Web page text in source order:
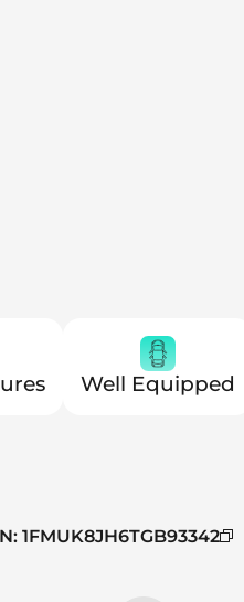
Well Equipped
: 1FMUK8JH6TGB93342